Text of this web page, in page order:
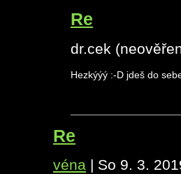
Re
dr.cek
Hezkýýý :-D jdeš do
Re
véna | So 9. 3.